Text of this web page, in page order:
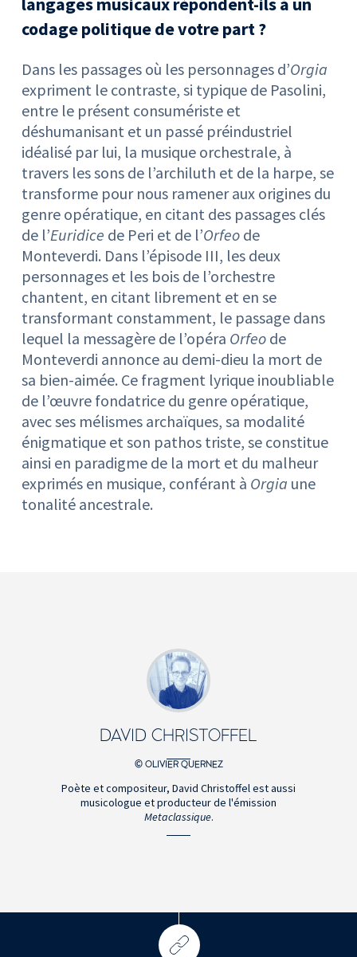
codage politique de votre part ?
Dans les passages où les personnages d’Orgia
expriment le contraste, si typique de Pasolini,
entre le présent consumériste et
déshumanisant et un passé préindustriel
idéalisé par lui, la musique orchestrale, à
travers les sons de l’archiluth et de la harpe, se
transforme pour nous ramener aux origines du
genre opératique, en citant des passages clés
de l’Euridice de Peri et de l’Orfeo de
Monteverdi. Dans l’épisode III, les deux
personnages et les bois de l’orchestre
chantent, en citant librement et en se
transformant constamment, le passage dans
lequel la messagère de l’opéra Orfeo de
Monteverdi annonce au demi-dieu la mort de
sa bien-aimée. Ce fragment lyrique inoubliable
de l’œuvre fondatrice du genre opératique,
avec ses mélismes archaïques, sa modalité
énigmatique et son pathos triste, se constitue
ainsi en paradigme de la mort et du malheur
exprimés en musique, conférant à Orgia une
tonalité ancestrale.
DAVID CHRISTOFFEL
© OLIVIER QUERNEZ
Poète et compositeur, David Christoffel est aussi
musicologue et producteur de l'émission
Metaclassique.